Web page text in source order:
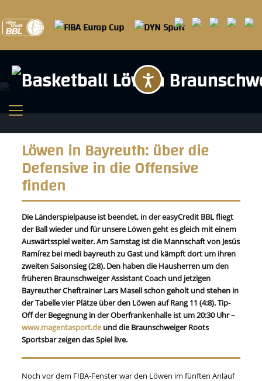
Löwen in Bayreuth: über die
Defensive in die Offensive
finden
Die Länderspielpause ist beendet, in der easyCredit BBL fliegt
der Ball wieder und für unsere Löwen geht es gleich mit einem
Auswärtsspiel weiter. Am Samstag ist die Mannschaft von Jesús
Ramírez bei medi bayreuth zu Gast und kämpft dort um ihren
zweiten Saisonsieg (2:8). Den haben die Hausherren um den
früheren Braunschweiger Assistant Coach und jetzigen
Bayreuther Cheftrainer Lars Masell schon geholt und stehen in
der Tabelle vier Plätze über den Löwen auf Rang 11 (4:8). Tip-
Off der Begegnung in der Oberfrankenhalle ist um 20:30 Uhr –
www.magentasport.de und die Braunschweiger Roots
Sportsbar zeigen das Spiel live.
Noch vor dem FIBA-Fenster war den Löwen im fünften Anlauf